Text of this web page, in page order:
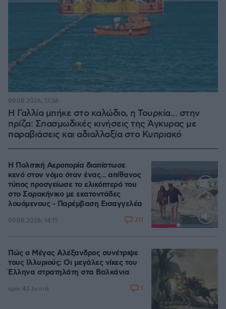
Η Γαλλία μπήκε στο καλώδιο, η Τουρκία... στην
πρίζα: Σπασμωδικές κινήσεις της Άγκυρας με
παραβιάσεις και αδιαλλαξία στο Κυπριακό
09.08.2026, 17:36
Η Πολιτική Αεροπορία διαπίστωσε
κενό στον νόμο όταν ένας... απίθανος
τύπος προσγείωσε το ελικόπτερό του
στο Σαρακήνικο με εκατοντάδες
λουόμενους - Παρέμβαση Εισαγγελέα
09.08.2026, 14:15 211
Πώς ο Μέγας Αλέξανδρος συνέτριψε
τους Ιλλυριούς: Οι μεγάλες νίκες του
Έλληνα στρατηλάτη στα Βαλκάνια
πριν 43 λεπτά 1